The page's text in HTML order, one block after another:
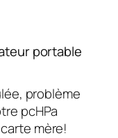
portable
problème
pcHPa
mère!